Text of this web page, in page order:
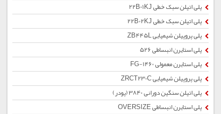
پلی اتیلن سبک خطی 22B01KJ
پلی اتیلن سبک خطی 22B02KJ
پلی پروپیلن شیمیایی ZB445L
پلی استایرن انبساطی 526
پلی استایرن معمولی 1460-FG
پلی پروپیلن شیمیایی ZRCT230C
پلی اتیلن سنگین دورانی 3840 (پودر)
پلی استایرن انبساطی OVERSIZE